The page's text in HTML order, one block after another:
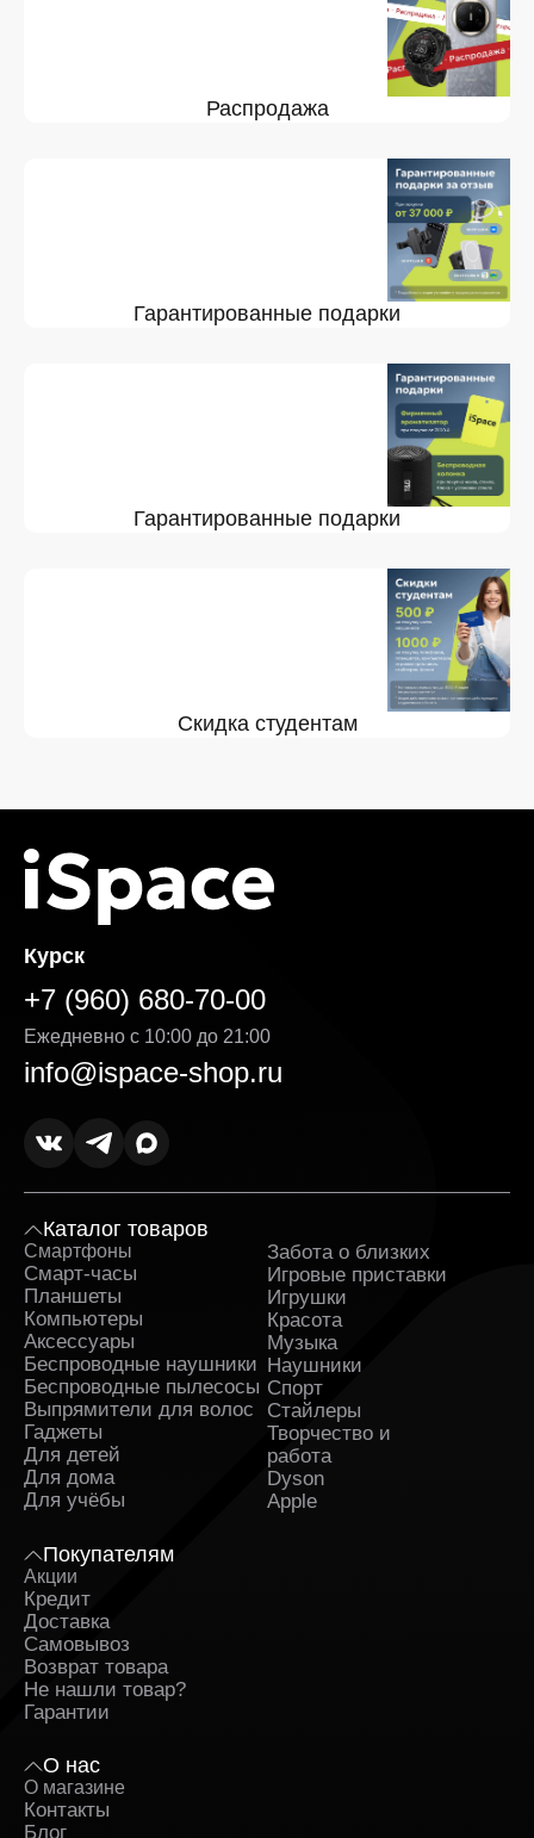
Распродажа
Гарантированные подарки
Гарантированные подарки
Скидка студентам
Курск
+7 (960) 680-70-00
Ежедневно с 10:00 до 21:00
info@ispace-shop.ru
Каталог товаров
Смартфоны
Смарт-часы
Планшеты
Компьютеры
Аксессуары
Беспроводные наушники
Беспроводные пылесосы
Выпрямители для волос
Гаджеты
Для детей
Для дома
Для учёбы
Забота о близких
Игровые приставки
Игрушки
Красота
Музыка
Наушники
Спорт
Стайлеры
Творчество и
работа
Dyson
Apple
Покупателям
Акции
Кредит
Доставка
Самовывоз
Возврат товара
Не нашли товар?
Гарантии
О нас
О магазине
Контакты
Блог